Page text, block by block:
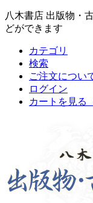
八木書店 出版物・
どができます
カテゴリ
検索
ご注文につい
ログイン
カートを見る